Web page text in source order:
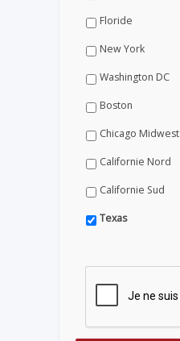
Floride
New York
Washington DC
Boston
Chicago Midwest
Californie Nord
Californie Sud
Texas